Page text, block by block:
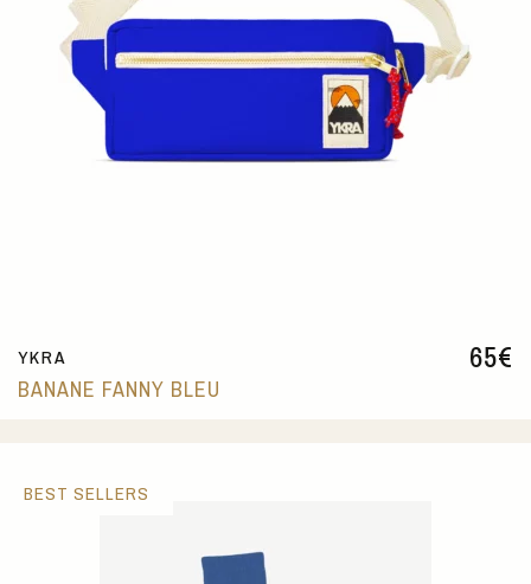
65€
YKRA
BANANE FANNY BLEU
BEST SELLERS